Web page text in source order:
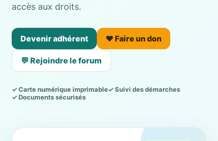
accès aux droits.
Devenir adhérent ❤️ Faire un don
💬 Rejoindre le forum
✓ Carte numérique imprimable✓ Suivi des démarches
✓ Documents sécurisés